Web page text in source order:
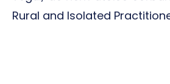
Rural and Isolated